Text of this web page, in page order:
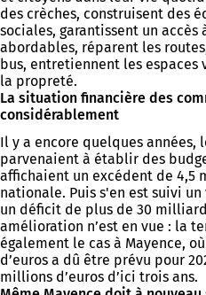
des crèches, construisent des
sociales, garantissent un
abordables, réparent les
bus, entretiennent les
la propreté.
La situation financière des
considérablement
Il y a encore quelques années,
parvenaient à établir des
affichaient un excédent de 4,5
nationale. Puis s'en est suivi
un déficit de plus de 30
amélioration n’est en vue : la
également le cas à Mayence,
d’euros a dû être prévu pour
millions d’euros d’ici trois ans.